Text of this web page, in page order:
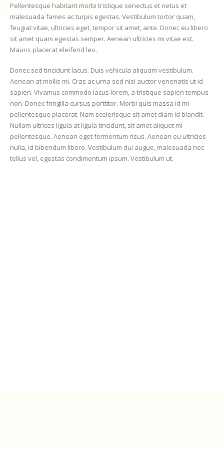
Pellentesque habitant morbi tristique senectus et netus et
malesuada fames ac turpis egestas. Vestibulum tortor quam,
feugiat vitae, ultricies eget, tempor sit amet, ante. Donec eu libero
sit amet quam egestas semper. Aenean ultricies mi vitae est.
Mauris placerat eleifend leo.
Donec sed tincidunt lacus. Duis vehicula aliquam vestibulum.
Aenean at mollis mi. Cras ac urna sed nisi auctor venenatis ut id
sapien. Vivamus commodo lacus lorem, a tristique sapien tempus
non. Donec fringilla cursus porttitor. Morbi quis massa id mi
pellentesque placerat. Nam scelerisque sit amet diam id blandit.
Nullam ultrices ligula at ligula tincidunt, sit amet aliquet mi
pellentesque. Aenean eget fermentum risus. Aenean eu ultricies
nulla, id bibendum libero. Vestibulum dui augue, malesuada nec
tellus vel, egestas condimentum ipsum. Vestibulum ut.